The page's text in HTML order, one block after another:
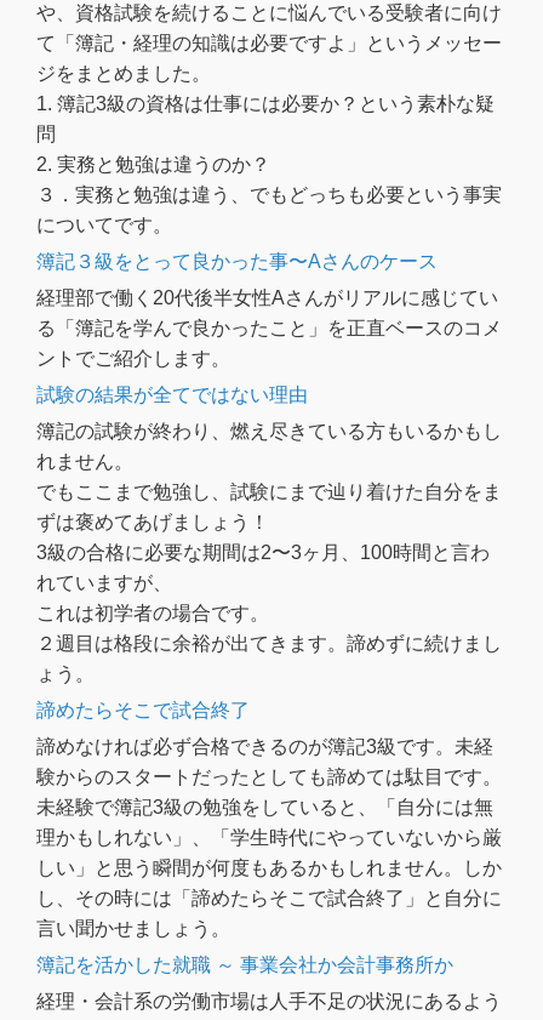
や、資格試験を続けることに悩んでいる受験者に向け
て「簿記・経理の知識は必要ですよ」というメッセー
ジをまとめました。
1. 簿記3級の資格は仕事には必要か？という素朴な疑
問
2. 実務と勉強は違うのか？
３．実務と勉強は違う、でもどっちも必要という事実
についてです。
簿記３級をとって良かった事〜Aさんのケース
経理部で働く20代後半女性Aさんがリアルに感じてい
る「簿記を学んで良かったこと」を正直ベースのコメ
ントでご紹介します。
試験の結果が全てではない理由
簿記の試験が終わり、燃え尽きている方もいるかもし
れません。
でもここまで勉強し、試験にまで辿り着けた自分をま
ずは褒めてあげましょう！
3級の合格に必要な期間は2〜3ヶ月、100時間と言わ
れていますが、
これは初学者の場合です。
２週目は格段に余裕が出てきます。諦めずに続けまし
ょう。
諦めたらそこで試合終了
諦めなければ必ず合格できるのが簿記3級です。未経
験からのスタートだったとしても諦めては駄目です。
未経験で簿記3級の勉強をしていると、「自分には無
理かもしれない」、「学生時代にやっていないから厳
しい」と思う瞬間が何度もあるかもしれません。しか
し、その時には「諦めたらそこで試合終了」と自分に
言い聞かせましょう。
簿記を活かした就職 ～ 事業会社か会計事務所か
経理・会計系の労働市場は人手不足の状況にあるよう